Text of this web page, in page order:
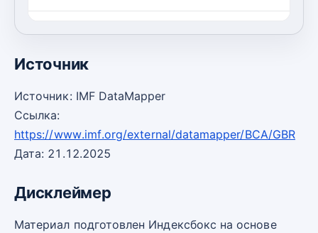
Источник
Источник: IMF DataMapper
Ссылка:
https://www.imf.org/external/datamapper/BCA/GBR
Дата: 21.12.2025
Дисклеймер
Материал подготовлен Индексбокс на основе